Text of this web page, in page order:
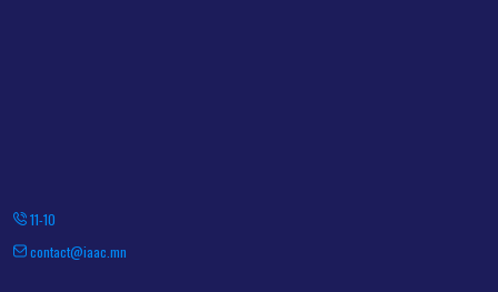
11-10
contact@iaac.mn